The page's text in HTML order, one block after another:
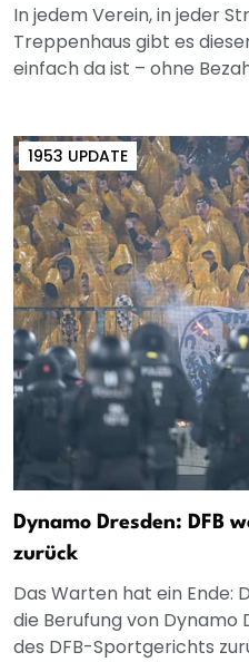
In jedem Verein, in jeder
Treppenhaus gibt es
einfach da ist – ohne
1953 UPDATE
Dynamo Dresden: DFB
zurück
Das Warten hat ein Ende:
die Berufung von Dynamo
des DFB-Sportgerichts